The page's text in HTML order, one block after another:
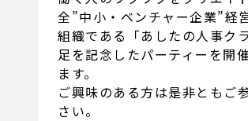
全”中小・ベンチャー企業”経
組織である「あしたの人事ク
足を記念したパーティーを開
ます。
ご興味のある方は是非ともご
さい。